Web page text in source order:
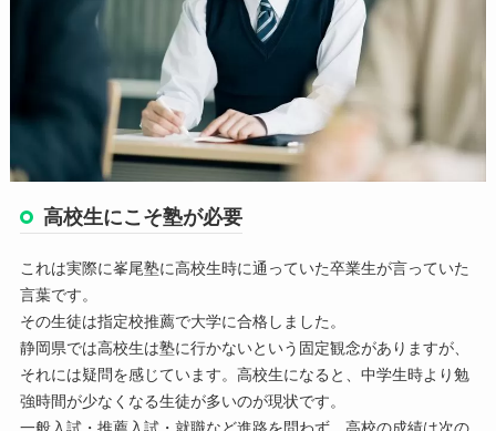
高校生にこそ塾が必要
これは実際に峯尾塾に高校生時に通っていた卒業生が言っていた
言葉です。
その生徒は指定校推薦で大学に合格しました。
静岡県では高校生は塾に行かないという固定観念がありますが、
それには疑問を感じています。高校生になると、中学生時より勉
強時間が少なくなる生徒が多いのが現状です。